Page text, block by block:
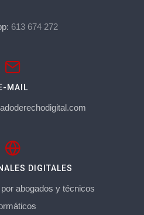
613 674 272
MAIL
DIGITALES
abogados y técnicos